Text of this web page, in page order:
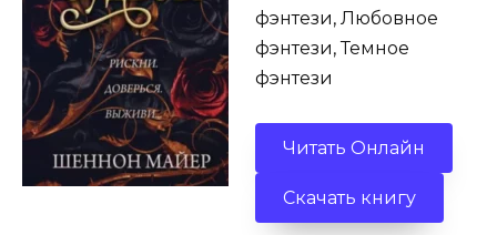
фэнтези, Любовное
фэнтези, Темное
фэнтези
Читать Онлайн
Скачать книгу